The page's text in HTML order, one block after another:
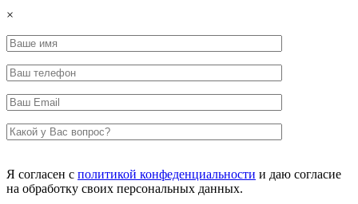
×
Я согласен с политикой конфеденциальности и даю согласие
на обработку своих персональных данных.